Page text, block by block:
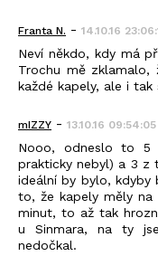
Franta N. - 14.10.16
Neví někdo, kdy má
Trochu mě
každé kapely, ale i tak
mIZZY - 13.10.16 09:54:05
Nooo, odneslo to
prakticky nebyl) a 3 z
ideální by bylo, kdyby
to, že kapely měly na
minut, to až tak
u Sinmara, na ty
nedočkal.